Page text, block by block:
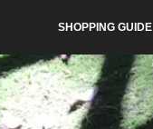
SHOPPING GUIDE